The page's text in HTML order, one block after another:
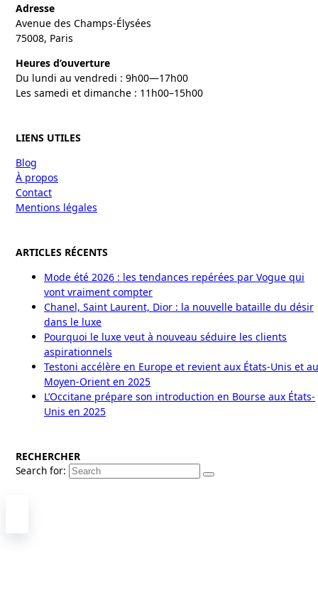
Adresse
Avenue des Champs-Élysées
75008, Paris
Heures d’ouverture
Du lundi au vendredi : 9h00—17h00
Les samedi et dimanche : 11h00–15h00
LIENS UTILES
Blog
À propos
Contact
Mentions légales
ARTICLES RÉCENTS
Mode été 2026 : les tendances repérées par Vogue qui
vont vraiment compter
Chanel, Saint Laurent, Dior : la nouvelle bataille du désir
dans le luxe
Pourquoi le luxe veut à nouveau séduire les clients
aspirationnels
Testoni accélère en Europe et revient aux États-Unis et au
Moyen-Orient en 2025
L’Occitane prépare son introduction en Bourse aux États-
Unis en 2025
RECHERCHER
Search for: